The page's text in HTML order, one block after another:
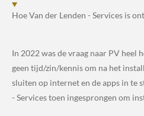
Hoe Van der Lenden - Services is
In 2022 was de vraag naar PV heel
geen tijd/zin/kennis om na het
sluiten op internet en de apps in te
- Services toen ingesprongen om